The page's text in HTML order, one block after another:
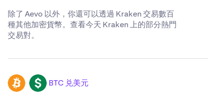
除了 Aevo 以外，你還可以透過 Kraken 交易數百
種其他加密貨幣。查看今天 Kraken 上的部分熱門
交易對。
BTC USD BTC 兑美元